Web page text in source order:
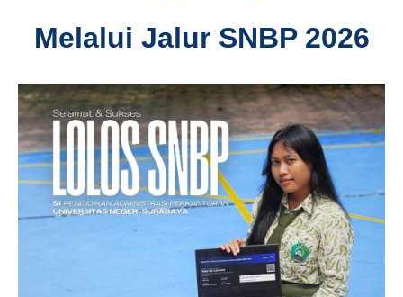
Melalui Jalur SNBP 2026